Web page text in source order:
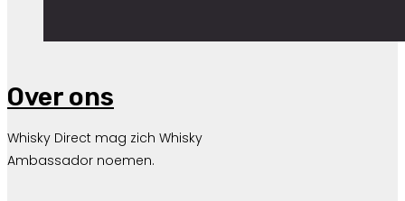
Over ons
Whisky Direct mag zich Whisky
Ambassador noemen.